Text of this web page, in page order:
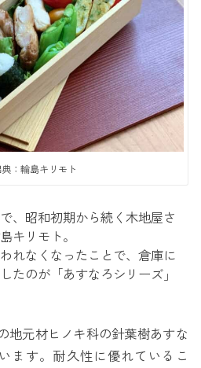
：輪島キリモト
、昭和初期から続く木地屋さ
キリモト。
れなくなったことで、倉庫に
たのが「あすなろシリーズ」
地元材ヒノキ科の針葉樹あすな
ます。耐久性に優れているこ